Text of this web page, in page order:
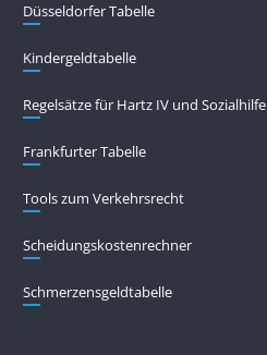
Düsseldorfer Tabelle
Kindergeldtabelle
Regelsätze für Hartz IV und Sozialhilfe
Frankfurter Tabelle
Tools zum Verkehrsrecht
Scheidungskostenrechner
Schmerzensgeldtabelle